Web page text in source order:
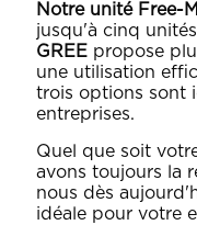
Notre unité Free-
jusqu'à cinq
GREE propose
une utilisation
trois options sont
entreprises.
Quel que soit
avons toujours la
nous dès
idéale pour votre